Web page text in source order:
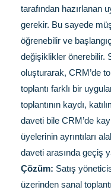
tarafından hazırlanan
gerekir. Bu sayede
öğrenebilir ve
değişiklikler önerebilir.
oluşturarak, CRM’de
toplantı farklı bir
toplantının kaydı,
daveti bile CRM’de
üyelerinin ayrıntıları
daveti arasında geçiş
Çözüm: Satış
üzerinden sanal